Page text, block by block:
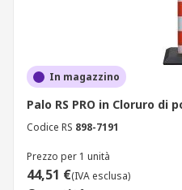
In magazzino
Palo RS PRO in Cloruro di
Codice RS 898-7191
Prezzo per 1 unità
44,51 €(IVA esclusa)